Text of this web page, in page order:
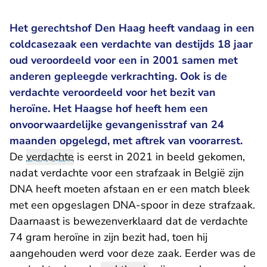
Het gerechtshof Den Haag heeft vandaag in een
coldcasezaak een verdachte van destijds 18 jaar
oud veroordeeld voor een in 2001 samen met
anderen gepleegde verkrachting. Ook is de
verdachte veroordeeld voor het bezit van
heroïne. Het Haagse hof heeft hem een
onvoorwaardelijke gevangenisstraf van 24
maanden opgelegd, met aftrek van voorarrest.
De verdachte is eerst in 2021 in beeld gekomen,
nadat verdachte voor een strafzaak in België zijn
DNA heeft moeten afstaan en er een match bleek
met een opgeslagen DNA-spoor in deze strafzaak.
Daarnaast is bewezenverklaard dat de verdachte
74 gram heroïne in zijn bezit had, toen hij
aangehouden werd voor deze zaak. Eerder was de